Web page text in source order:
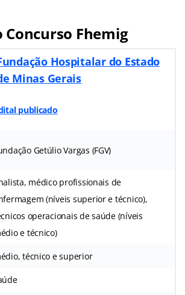
Concurso Fhemig
Hospitalar do Estado
Minas Gerais
publicado
Getúlio Vargas (FGV)
médico profissionais de
(níveis superior e técnico),
operacionais de saúde (níveis
e técnico)
técnico e superior